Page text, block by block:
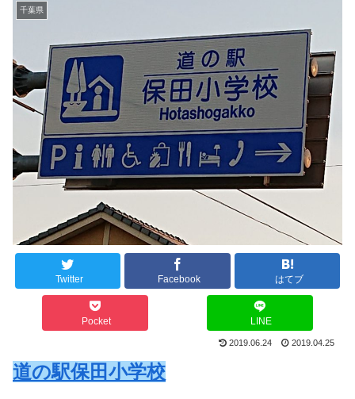
千葉県
Twitter Facebook はてブ
Pocket LINE
2019.06.24 2019.04.25
道の駅保田小学校